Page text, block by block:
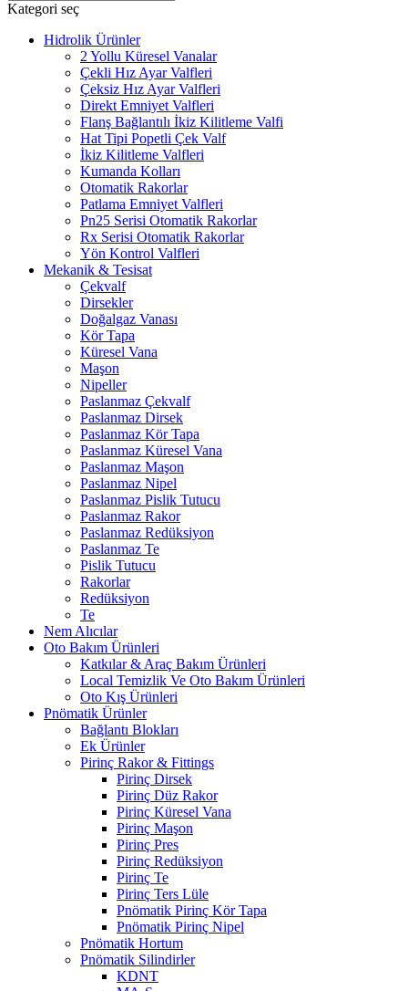
Kategori seç
Hidrolik Ürünler
2 Yollu Küresel Vanalar
Çekli Hız Ayar Valfleri
Çeksiz Hız Ayar Valfleri
Direkt Emniyet Valfleri
Flanş Bağlantılı İkiz Kilitleme Valfi
Hat Tipi Popetli Çek Valf
İkiz Kilitleme Valfleri
Kumanda Kolları
Otomatik Rakorlar
Patlama Emniyet Valfleri
Pn25 Serisi Otomatik Rakorlar
Rx Serisi Otomatik Rakorlar
Yön Kontrol Valfleri
Mekanik & Tesisat
Çekvalf
Dirsekler
Doğalgaz Vanası
Kör Tapa
Küresel Vana
Maşon
Nipeller
Paslanmaz Çekvalf
Paslanmaz Dirsek
Paslanmaz Kör Tapa
Paslanmaz Küresel Vana
Paslanmaz Maşon
Paslanmaz Nipel
Paslanmaz Pislik Tutucu
Paslanmaz Rakor
Paslanmaz Redüksiyon
Paslanmaz Te
Pislik Tutucu
Rakorlar
Redüksiyon
Te
Nem Alıcılar
Oto Bakım Ürünleri
Katkılar & Araç Bakım Ürünleri
Local Temizlik Ve Oto Bakım Ürünleri
Oto Kış Ürünleri
Pnömatik Ürünler
Bağlantı Blokları
Ek Ürünler
Pirinç Rakor & Fittings
Pirinç Dirsek
Pirinç Düz Rakor
Pirinç Küresel Vana
Pirinç Maşon
Pirinç Pres
Pirinç Redüksiyon
Pirinç Te
Pirinç Ters Lüle
Pnömatik Pirinç Kör Tapa
Pnömatik Pirinç Nipel
Pnömatik Hortum
Pnömatik Silindirler
KDNT